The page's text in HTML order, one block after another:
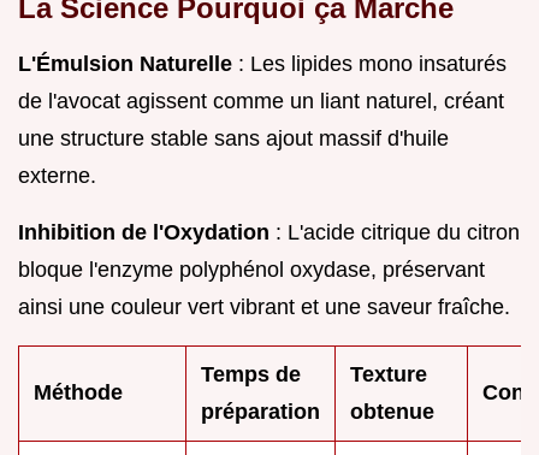
La Science Pourquoi ça Marche
L'Émulsion Naturelle : Les lipides mono insaturés
de l'avocat agissent comme un liant naturel, créant
une structure stable sans ajout massif d'huile
externe.
Inhibition de l'Oxydation : L'acide citrique du citron
bloque l'enzyme polyphénol oxydase, préservant
ainsi une couleur vert vibrant et une saveur fraîche.
Méthode
Temps de
préparation
Texture
obtenue